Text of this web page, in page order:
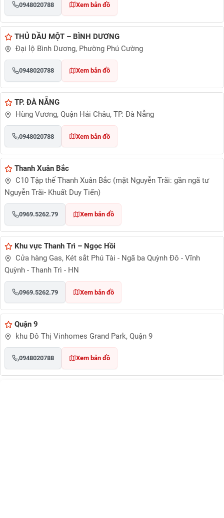
0948020788 Xem bản đồ
THỦ DẦU MỘT – BÌNH DƯƠNG
Đại lộ Bình Dương, Phường Phú Cường
0948020788 Xem bản đồ
TP. ĐÀ NẴNG
Hùng Vương, Quận Hải Châu, TP. Đà Nẵng
0948020788 Xem bản đồ
Thanh Xuân Bắc
C10 Tập thể Thanh Xuân Bắc (mặt Nguyễn Trãi: gần ngã tư
Nguyễn Trãi- Khuất Duy Tiến)
0969.5262.79 Xem bản đồ
Khu vực Thanh Trì – Ngọc Hồi
Cửa hàng Gas, Két sắt Phú Tài - Ngã ba Quỳnh Đô - Vĩnh
Quỳnh - Thanh Trì - HN
0969.5262.79 Xem bản đồ
Quận 9
khu Đô Thị Vinhomes Grand Park, Quận 9
0948020788 Xem bản đồ